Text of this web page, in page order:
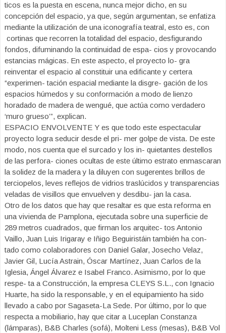
ticos es la puesta en escena, nunca mejor dicho, en su
concepción del espacio, ya que, según argumentan, se enfatiza
mediante la utilización de una iconografía teatral, esto es, con
cortinas que recorren la totalidad del espacio, desfigurando
fondos, difuminando la continuidad de espa- cios y provocando
estancias mágicas. En este aspecto, el proyecto lo- gra
reinventar el espacio al constituir una edificante y certera
“experimen- tación espacial mediante la disgre- gación de los
espacios húmedos y su conformación a modo de lienzo
horadado de madera de wengué, que actúa como verdadero
‘muro grueso’”, explican.
ESPACIO ENVOLVENTE Y es que todo este espectacular
proyecto logra seducir desde el pri- mer golpe de vista. De este
modo, nos cuenta que el surcado y los in- quietantes destellos
de las perfora- ciones ocultas de este último estrato enmascaran
la solidez de la madera y la diluyen con sugerentes brillos de
terciopelos, leves reflejos de vidrios traslúcidos y transparencias
veladas de visillos que envuelven y desdibu- jan la casa.
Otro de los datos que hay que resaltar es que esta reforma en
una vivienda de Pamplona, ejecutada sobre una superficie de
289 metros cuadrados, que firman los arquitec- tos Antonio
Vaillo, Juan Luis Irigaray e Iñigo Beguiristáin también ha con-
tado como colaboradores con Daniel Galar, Josecho Velaz,
Javier Gil, Lucía Astrain, Óscar Martínez, Juan Carlos de la
Iglesia, Ángel Álvarez e Isabel Franco. Asimismo, por lo que
respe- ta a Construcción, la empresa CLEYS S.L., con Ignacio
Huarte, ha sido la responsable, y en el equipamiento ha sido
llevado a cabo por Sagaseta-La Sede. Por último, por lo que
respecta a mobiliario, hay que citar a Luceplan Constanza
(lámparas), B&B Charles (sofá), Molteni Less (mesas), B&B Vol